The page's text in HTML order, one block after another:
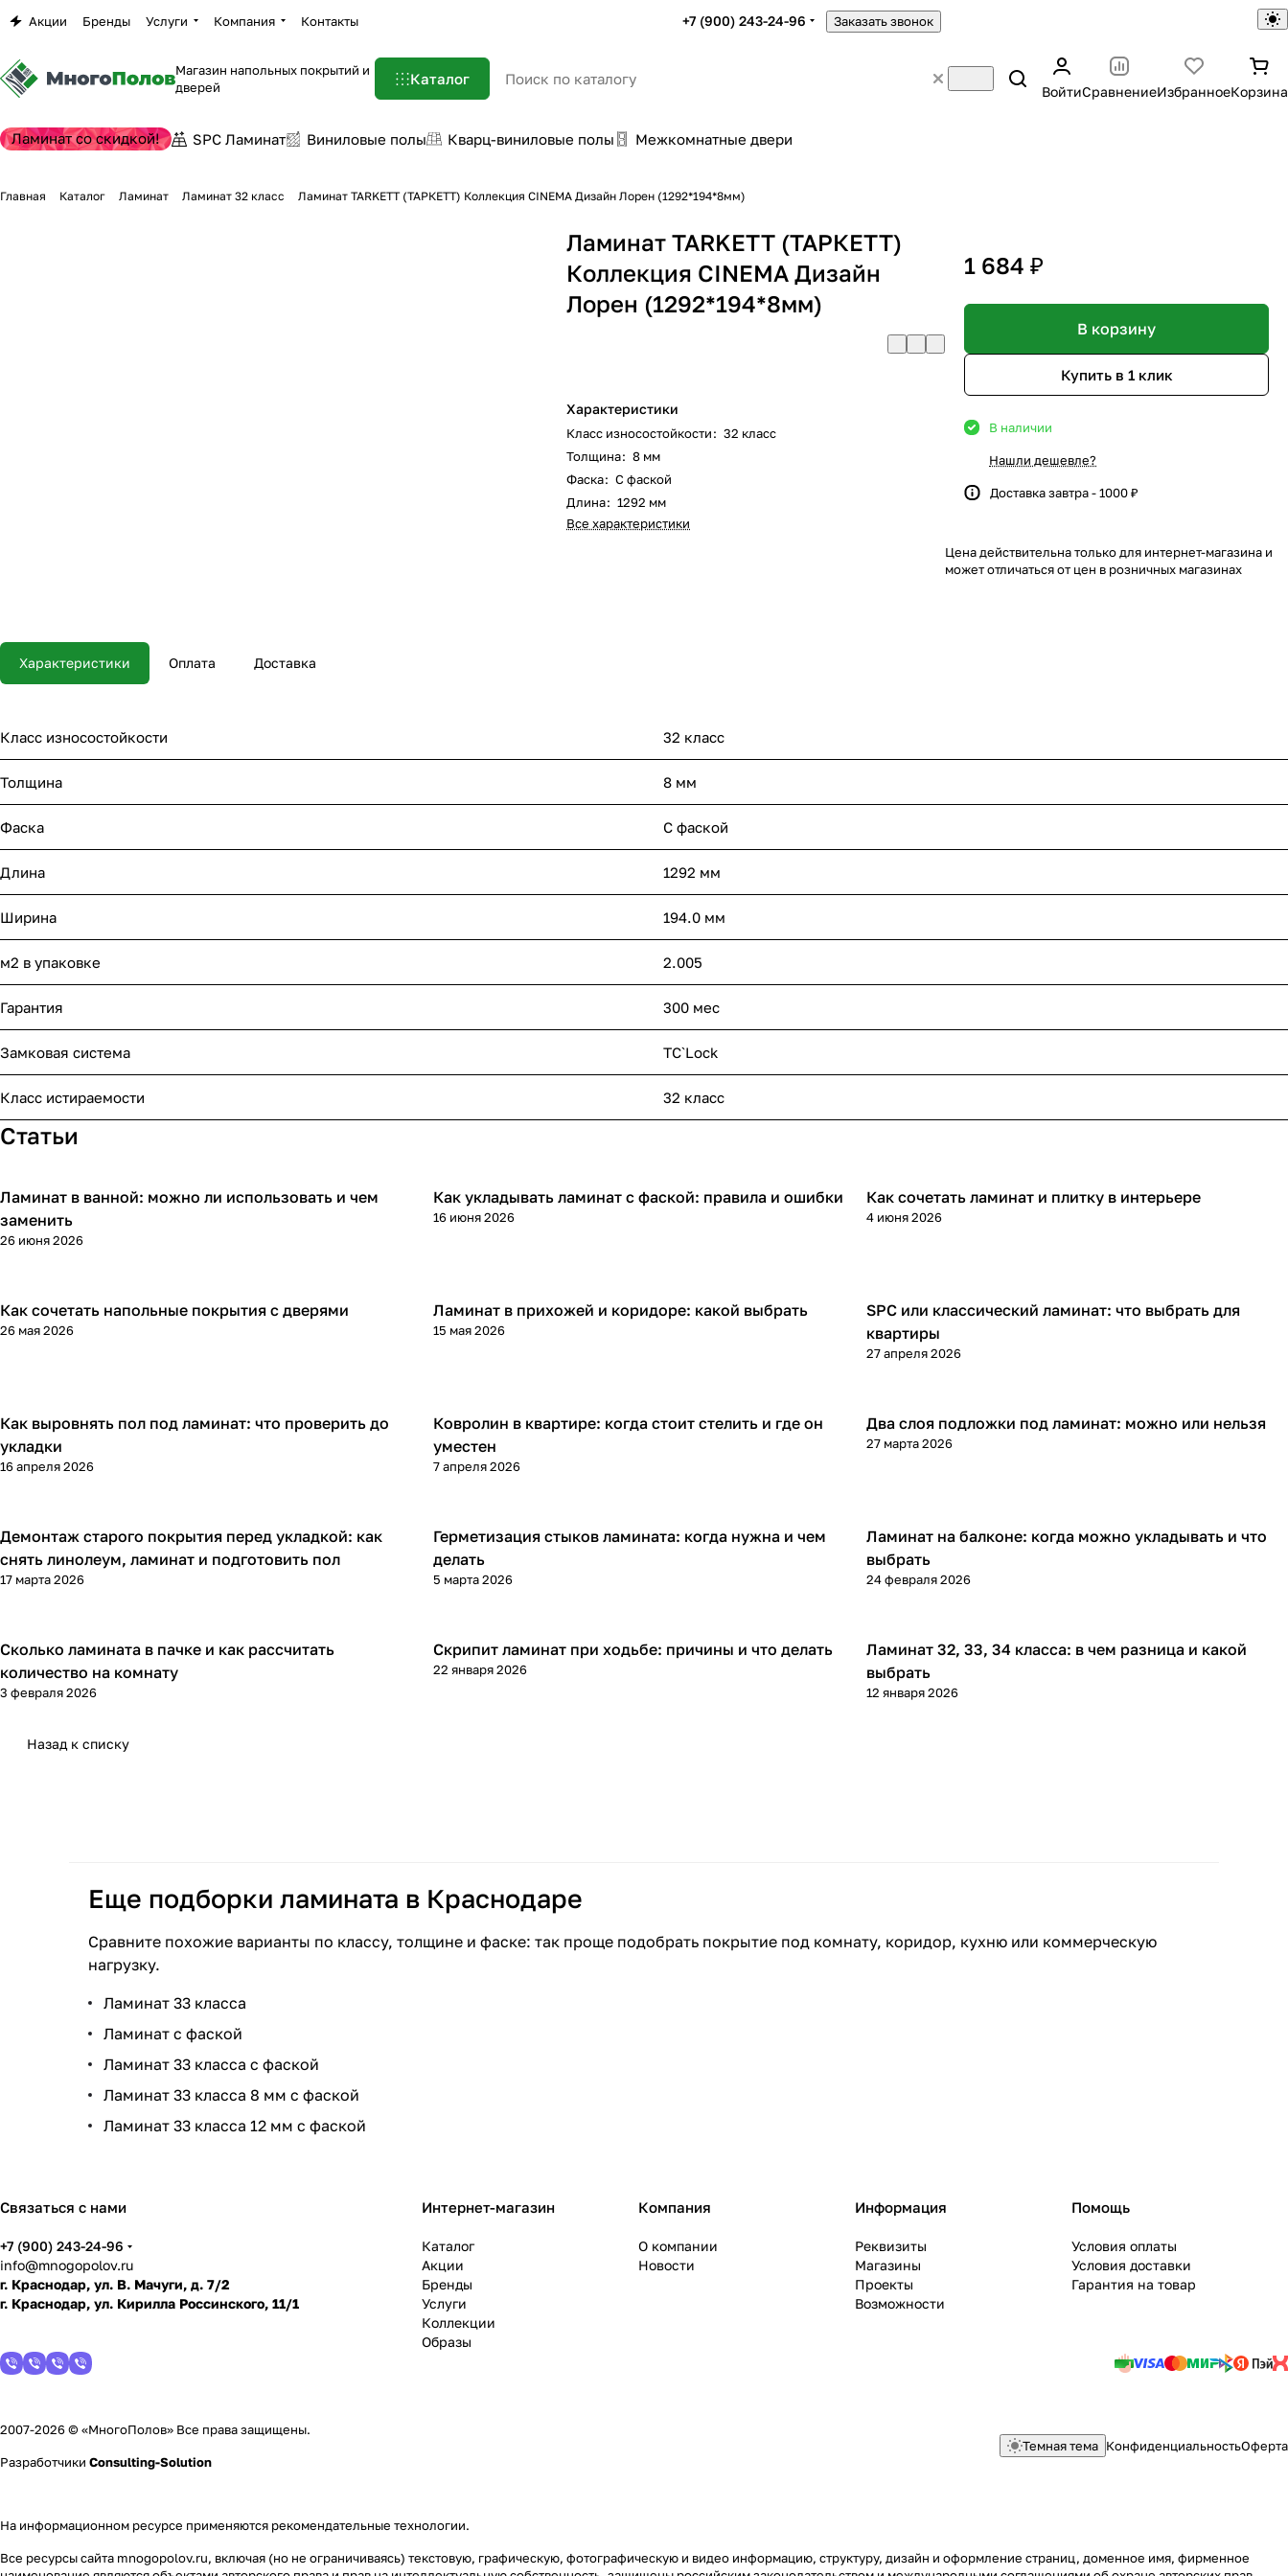
Акции Бренды Услуги Компания Контакты +7 (900) 243-24-96 Заказать звонок
Магазин напольных покрытий и
дверей
Каталог
ВойтиСравнениеИзбранноеКорзина
Ламинат со скидкой! SPC Ламинат Виниловые полы Кварц-виниловые полы Межкомнатные двери
Главная Каталог Ламинат Ламинат 32 класс Ламинат TARKETT (ТАРКЕТТ) Коллекция CINEMA Дизайн Лорен (1292*194*8мм)
Ламинат TARKETT (ТАРКЕТТ)
Коллекция CINEMA Дизайн
Лорен (1292*194*8мм)
Характеристики
Класс износостойкости: 32 класс
Толщина: 8 мм
Фаска: С фаской
Длина: 1292 мм
Все характеристики
1 684 ₽
В корзину
Купить в 1 клик
В наличии
Нашли дешевле?
Доставка завтра - 1000 ₽
Цена действительна только для интернет-магазина и
может отличаться от цен в розничных магазинах
Характеристики Оплата Доставка
Класс износостойкости 32 класс
Толщина 8 мм
Фаска С фаской
Длина 1292 мм
Ширина 194.0 мм
м2 в упаковке 2.005
Гарантия 300 мес
Замковая система TC`Lock
Класс истираемости 32 класс
Статьи
Напольные покрытия
Ламинат в ванной: можно ли использовать и чем
заменить
26 июня 2026
Напольные покрытия
Как укладывать ламинат с фаской: правила и ошибки
16 июня 2026
Напольные покрытия
Как сочетать ламинат и плитку в интерьере
4 июня 2026
Напольные покрытия
Как сочетать напольные покрытия с дверями
26 мая 2026
Напольные покрытия
Ламинат в прихожей и коридоре: какой выбрать
15 мая 2026
Напольные покрытия
SPC или классический ламинат: что выбрать для
квартиры
27 апреля 2026
Напольные покрытия
Как выровнять пол под ламинат: что проверить до
укладки
16 апреля 2026
Напольные покрытия
Ковролин в квартире: когда стоит стелить и где он
уместен
7 апреля 2026
Напольные покрытия
Два слоя подложки под ламинат: можно или нельзя
27 марта 2026
Напольные покрытия
Демонтаж старого покрытия перед укладкой: как
снять линолеум, ламинат и подготовить пол
17 марта 2026
Напольные покрытия
Герметизация стыков ламината: когда нужна и чем
делать
5 марта 2026
Напольные покрытия
Ламинат на балконе: когда можно укладывать и что
выбрать
24 февраля 2026
Напольные покрытия
Сколько ламината в пачке и как рассчитать
количество на комнату
3 февраля 2026
Напольные покрытия
Скрипит ламинат при ходьбе: причины и что делать
22 января 2026
Напольные покрытия
Ламинат 32, 33, 34 класса: в чем разница и какой
выбрать
12 января 2026
Назад к списку
Еще подборки ламината в Краснодаре
Сравните похожие варианты по классу, толщине и фаске: так проще подобрать покрытие под комнату, коридор, кухню или коммерческую
нагрузку.
Ламинат 33 класса
Ламинат с фаской
Ламинат 33 класса с фаской
Ламинат 33 класса 8 мм с фаской
Ламинат 33 класса 12 мм с фаской
Связаться с нами
+7 (900) 243-24-96
info@mnogopolov.ru
г. Краснодар, ул. В. Мачуги, д. 7/2
г. Краснодар, ул. Кирилла Россинского, 11/1
Интернет-магазин
Каталог
Акции
Бренды
Услуги
Коллекции
Образы
Компания
О компании
Новости
Информация
Реквизиты
Магазины
Проекты
Возможности
Помощь
Условия оплаты
Условия доставки
Гарантия на товар
2007-2026 © «МногоПолов» Все права защищены.
Разработчики Consulting-Solution
Темная тема КонфиденциальностьОферта
На информационном ресурсе применяются рекомендательные технологии.
Все ресурсы сайта mnogopolov.ru, включая (но не ограничиваясь) текстовую, графическую, фотографическую и видео информацию, структуру, дизайн и оформление страниц, доменное имя, фирменное